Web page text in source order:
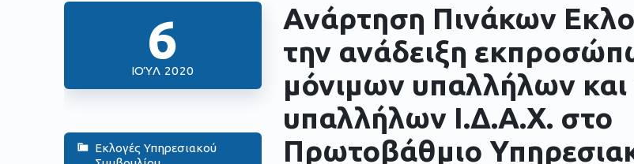
6
ΙΟΎΛ 2020
Εκλογές Υπηρεσιακού
Ανάρτηση Πινάκων
την ανάδειξη
μόνιμων υπαλλήλων
υπαλλήλων Ι.Δ.Α.Χ. στο
Πρωτοβάθμιο